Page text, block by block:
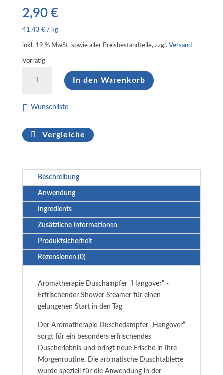
2,90 €
41,43 €/ kg
inkl. 19 % MwSt. sowie aller Preisbestandteile, zzgl. Versand
Vorrätig
Aromatherapie
Duschedampfer
Menge
In den Warenkorb
Wunschliste
Vergleiche
Beschreibung
Anwendung
Ingredients
Zusätzliche Informationen
Produktsicherheit
Rezensionen (0)
Aromatherapie Duschampfer "Hangover" -
Erfrischender Shower Steamer für einen
gelungenen Start in den Tag
Der Aromatherapie Duschedampfer „Hangover“
sorgt für ein besonders erfrischendes
Duscherlebnis und bringt neue Frische in Ihre
Morgenroutine. Die aromatische Duschtablette
wurde speziell für die Anwendung in der